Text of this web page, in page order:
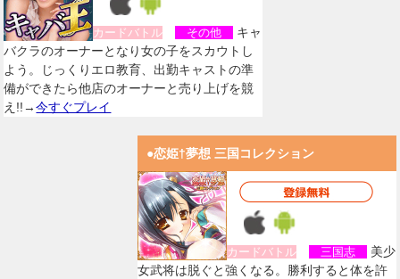
カードバトル その他
キャ
バクラのオーナーとなり女の子をスカウトし
よう。じっくりエロ教育、出勤キャストの準
備ができたら他店のオーナーと売り上げを競
え!!→今すぐプレイ
●恋姫†夢想 三国コレクション
カードバトル 三国志
美少
女武将は脱ぐと強くなる。勝利すると体を許